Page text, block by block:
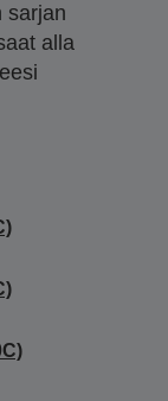
sarjan
alla